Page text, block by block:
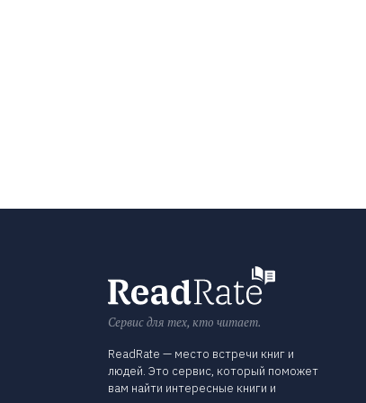
Сервис для тех, кто читает.
ReadRate — место встречи книг и
людей. Это сервис, который поможет
вам найти интересные книги и